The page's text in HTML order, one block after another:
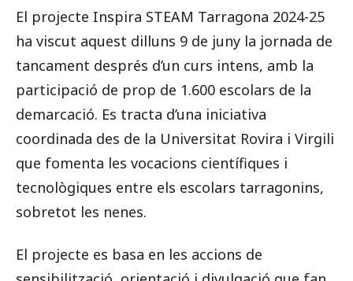
El projecte Inspira STEAM Tarragona 2024-25
ha viscut aquest dilluns 9 de juny la jornada de
tancament després d’un curs intens, amb la
participació de prop de 1.600 escolars de la
demarcació. Es tracta d’una iniciativa
coordinada des de la Universitat Rovira i Virgili
que fomenta les vocacions científiques i
tecnològiques entre els escolars tarragonins,
sobretot les nenes.
El projecte es basa en les accions de